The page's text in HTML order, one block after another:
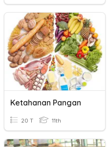
Ketahanan Pangan
20 T 11th